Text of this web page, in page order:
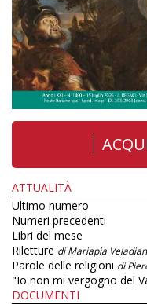
ATTUALITÀ
Ultimo numero
Numeri precedenti
Libri del mese
Riletture di Mariapia
Parole delle religioni di
"Io non mi vergogno del
DOCUMENTI